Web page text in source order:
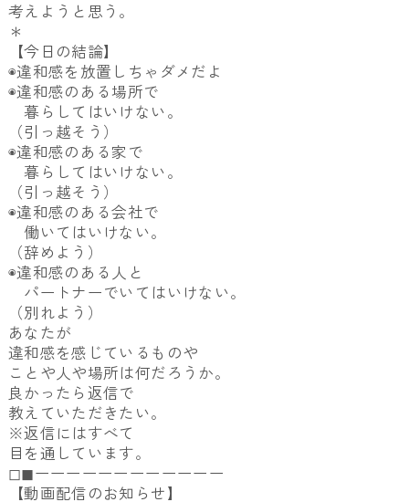
考えようと思う。
＊
【今日の結論】
◉違和感を放置しちゃダメだよ
◉違和感のある場所で
暮らしてはいけない。
（引っ越そう）
◉違和感のある家で
暮らしてはいけない。
（引っ越そう）
◉違和感のある会社で
働いてはいけない。
（辞めよう）
◉違和感のある人と
パートナーでいてはいけない。
（別れよう）
あなたが
違和感を感じているものや
ことや人や場所は何だろうか。
良かったら返信で
教えていただきたい。
※返信にはすべて
目を通しています。
◻︎◼︎ーーーーーーーーーーーー
【動画配信のお知らせ】